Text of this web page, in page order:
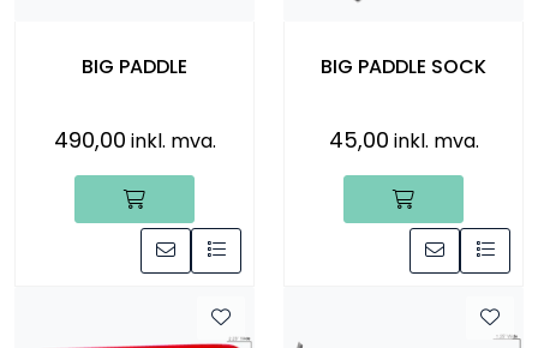
BIG PADDLE
490,00 inkl. mva.
BIG PADDLE SOCK
45,00 inkl. mva.
Dekaler
Glass